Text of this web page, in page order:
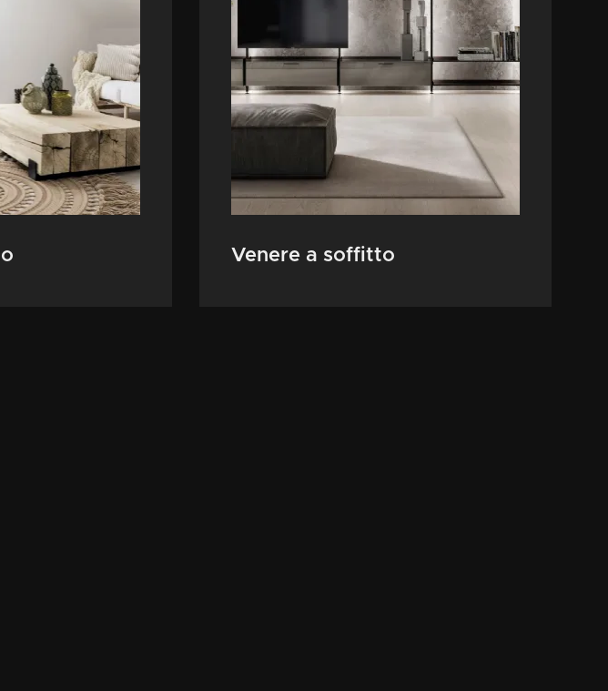
Venere a soffitto